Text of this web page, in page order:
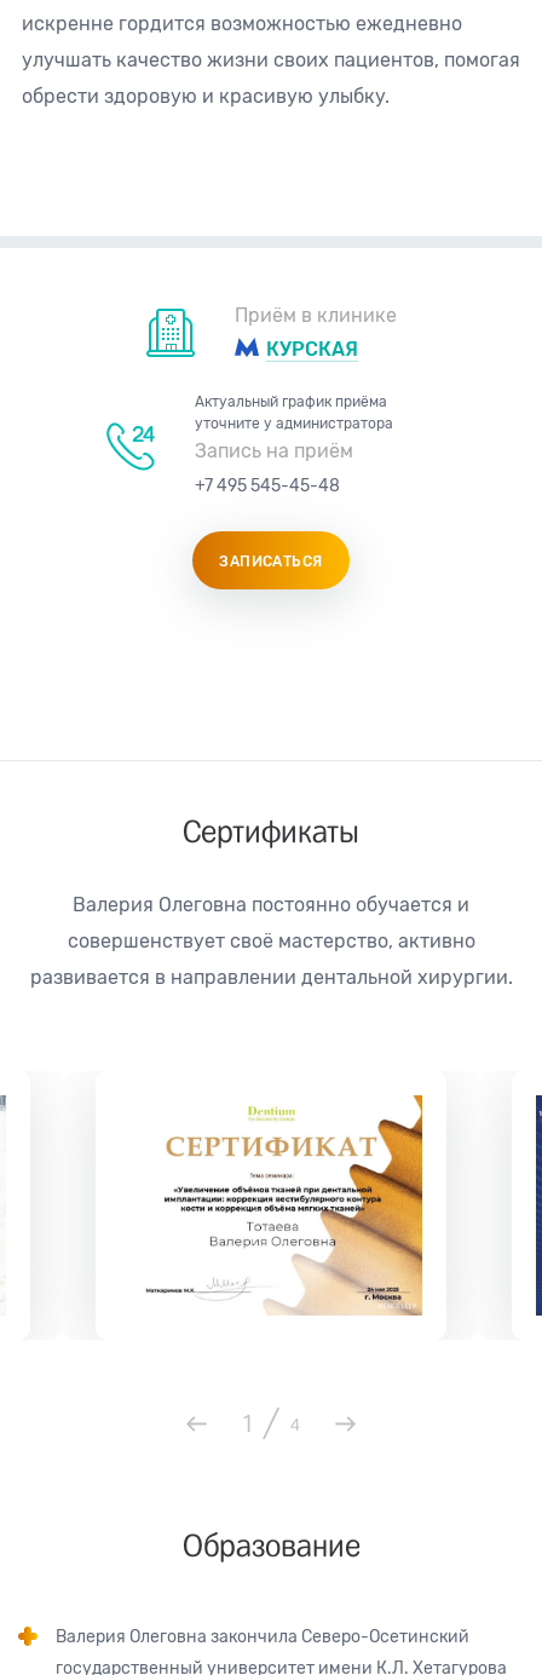
искренне гордится возможностью ежедневно
улучшать качество жизни своих пациентов, помогая
обрести здоровую и красивую улыбку.
Приём в клинике
КУРСКАЯ
Актуальный график приёма
уточните у администратора
Запись на приём
+7 495 545-45-48
ЗАПИСАТЬСЯ
Сертификаты
Валерия Олеговна постоянно обучается и
совершенствует своё мастерство, активно
развивается в направлении дентальной хирургии.
1 / 4
Образование
Валерия Олеговна закончила Северо-Осетинский
государственный университет имени К.Л. Хетагурова